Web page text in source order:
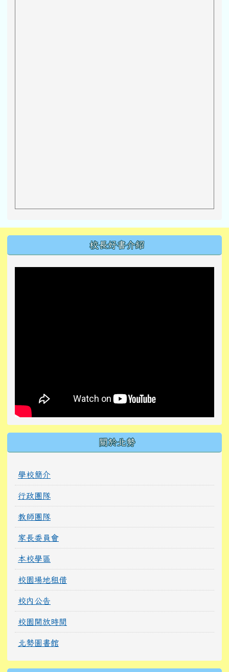
校長好書介紹
關於北勢
學校簡介
行政團隊
教師團隊
家長委員會
本校學區
校園場地租借
校內公告
校園開放時間
北勢圖書館